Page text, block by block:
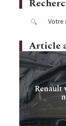
Article
Renault